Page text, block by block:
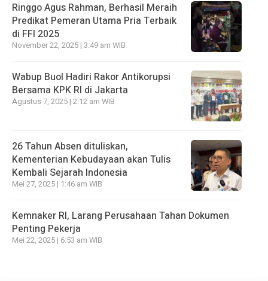
Ringgo Agus Rahman, Berhasil Meraih
Predikat Pemeran Utama Pria Terbaik
di FFI 2025
November 22, 2025 | 3:49 am WIB
Wabup Buol Hadiri Rakor Antikorupsi
Bersama KPK RI di Jakarta
Agustus 7, 2025 | 2:12 am WIB
26 Tahun Absen dituliskan,
Kementerian Kebudayaan akan Tulis
Kembali Sejarah Indonesia
Mei 27, 2025 | 1:46 am WIB
Kemnaker RI, Larang Perusahaan Tahan Dokumen
Penting Pekerja
Mei 22, 2025 | 6:53 am WIB